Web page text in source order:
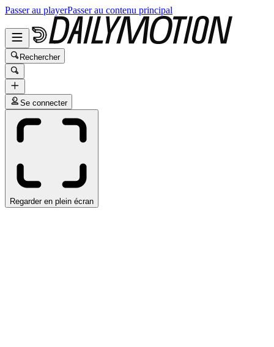
Passer au playerPasser au contenu principal
Rechercher
Se connecter
Regarder en plein écran